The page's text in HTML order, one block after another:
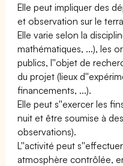
Elle peut impliquer des
et observation sur le
Elle varie selon la
mathématiques, ...), les
publics, l''objet de
du projet (lieux
financements, ...).
Elle peut s''exercer les
nuit et être soumise à
observations).
L''activité peut
atmosphère contrôlée,